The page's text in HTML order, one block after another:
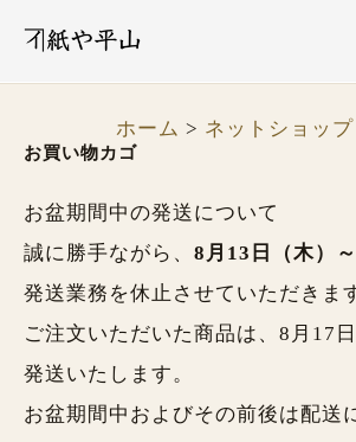
索
ホーム ネットショップ
お買い物カゴ
お盆期間中の発送について
誠に勝手ながら、 8月13日（木）
発送業務を休止させていただきま
ご注文いただいた商品は、8月17
発送いたします。
お盆期間中およびその前後は配送